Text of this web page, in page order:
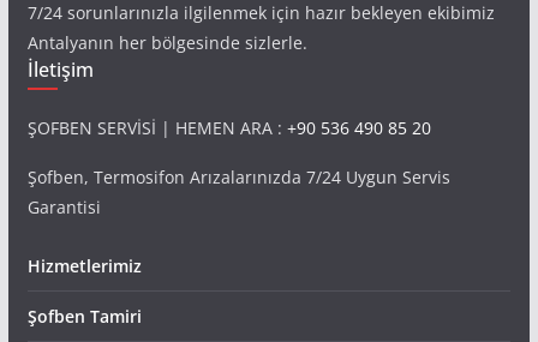
7/24 sorunlarınızla ilgilenmek için hazır bekleyen ekibimiz
Antalyanın her bölgesinde sizlerle.
İletişim
ŞOFBEN SERVİSİ | HEMEN ARA : +90 536 490 85 20
Şofben, Termosifon Arızalarınızda 7/24 Uygun Servis
Garantisi
Hizmetlerimiz
Şofben Tamiri